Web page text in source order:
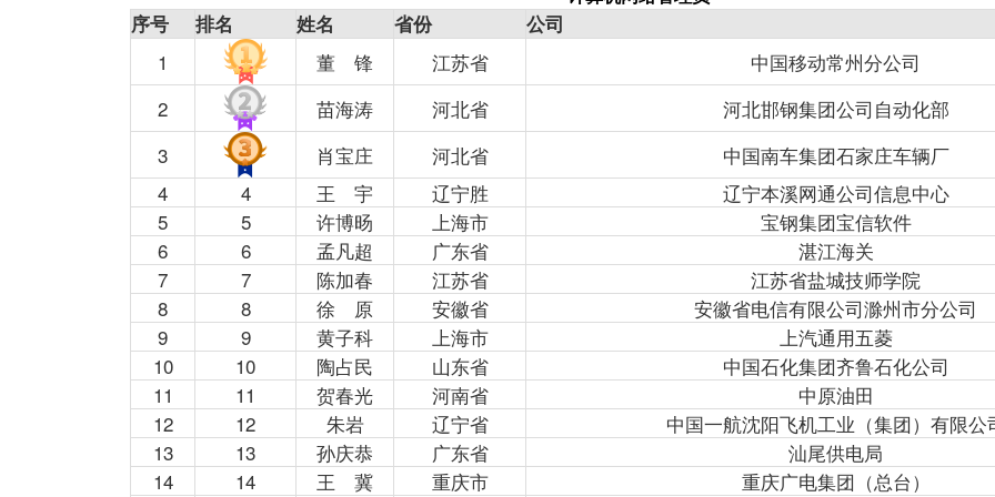
序号 排名 姓名 省份 公司
1 董 锋 江苏省
中国移动常州分公司
2
苗海涛 河北省
河北邯钢集团公司自动化部
3
肖宝庄 河北省
中国南车集团石家庄车辆厂
4
4 王 宇 辽宁胜
辽宁本溪网通公司信息中心
5
5 许博旸 上海市
宝钢集团宝信软件
6
6 孟凡超 广东省
湛江海关
7
7 陈加春 江苏省
江苏省盐城技师学院
8
8 徐 原 安徽省
安徽省电信有限公司滁州市分公司
9
9 黄子科 上海市
上汽通用五菱
10
10 陶占民 山东省
中国石化集团齐鲁石化公司
11
11 贺春光 河南省
中原油田
12
12 朱岩 辽宁省
中国一航沈阳飞机工业（集团）有限公
13
13 孙庆恭 广东省
汕尾供电局
14
14 王 冀 重庆市
重庆广电集团（总台）